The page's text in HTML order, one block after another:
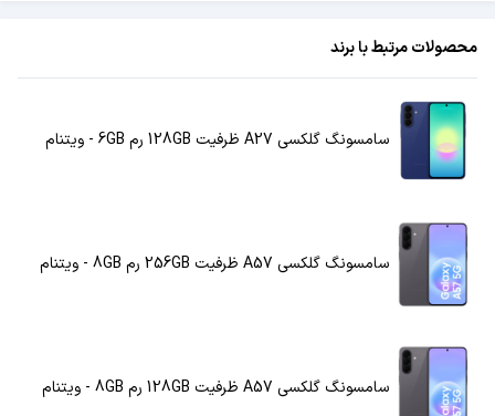
محصولات مرتبط با برند
سامسونگ گلکسی A27 ظرفیت 128GB رم 6GB - ویتنام
سامسونگ گلکسی A57 ظرفیت 256GB رم 8GB - ویتنام
سامسونگ گلکسی A57 ظرفیت 128GB رم 8GB - ویتنام